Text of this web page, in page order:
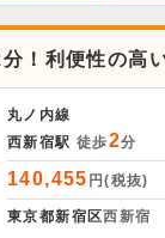
！利便性の高
丸ノ内線
西新宿駅 徒歩2分
140,455 円(税抜)
東京都新宿区西新宿